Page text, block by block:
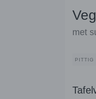
met
PITTIG